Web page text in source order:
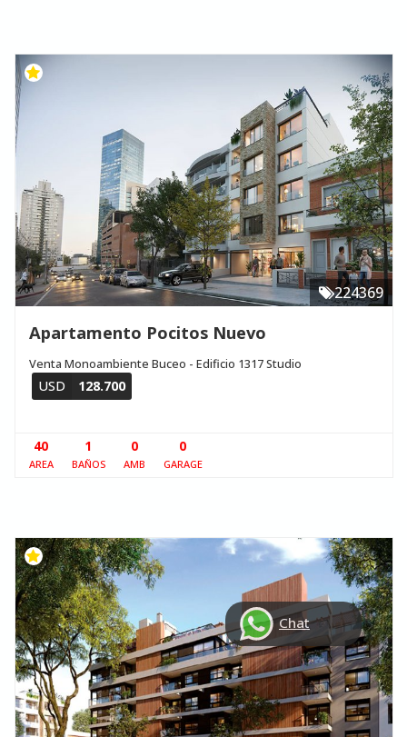
224369
Apartamento Pocitos Nuevo
Venta Monoambiente Buceo - Edificio 1317 Studio
USD 128.700
40
AREA
1
BAÑOS
0
AMB
0
GARAGE
Chat